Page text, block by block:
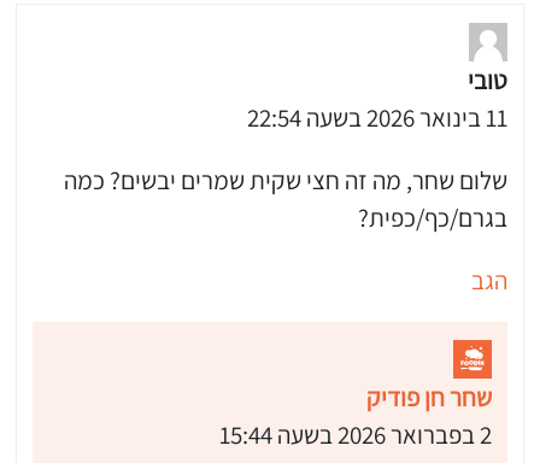
טובי
11 בינואר 2026 בשעה 22:54
שלום שחר, מה זה חצי שקית שמרים יבשים? כמה
בגרם/כף/כפית?
הגב
שחר חן פודיק
2 בפברואר 2026 בשעה 15:44